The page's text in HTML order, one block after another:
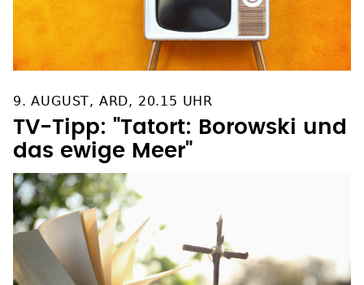
9. AUGUST, ARD, 20.15 UHR
TV-Tipp: "Tatort: Borowski und
das ewige Meer"